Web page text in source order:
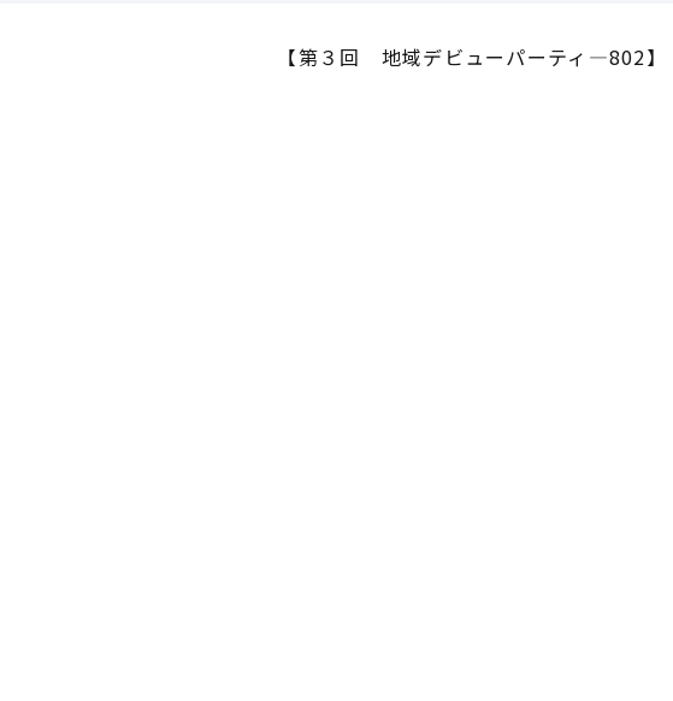
【第３回 地域デビューパーティ―802】